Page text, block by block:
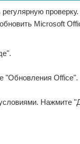
Microsoft
"Обновления Office".
Нажмите